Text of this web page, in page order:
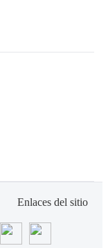
Enlaces del sitio